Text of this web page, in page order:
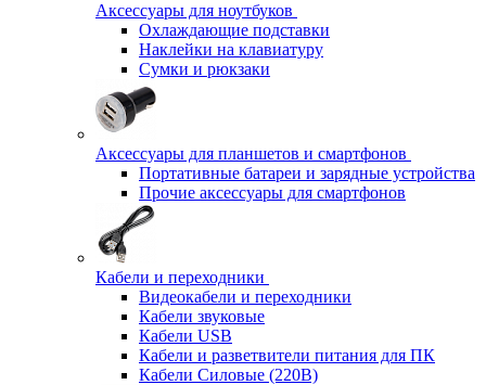
Аксессуары для ноутбуков
Охлаждающие подставки
Наклейки на клавиатуру
Сумки и рюкзаки
Аксессуары для планшетов и смартфонов
Портативные батареи и зарядные устройства
Прочие аксессуары для смартфонов
Кабели и переходники
Видеокабели и переходники
Кабели звуковые
Кабели USB
Кабели и разветвители питания для ПК
Кабели Силовые (220В)